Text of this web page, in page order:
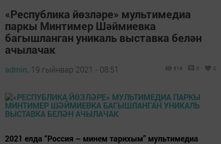
«Республика йөзләре» мультимедиа
паркы Минтимер Шәймиевка
багышланган уникаль выставка белән
ачылачак
admin, 19 гыйнвар 2021 - 08:51 618 0 0
2021 елда “Россия – минем тарихым” мультимедиа